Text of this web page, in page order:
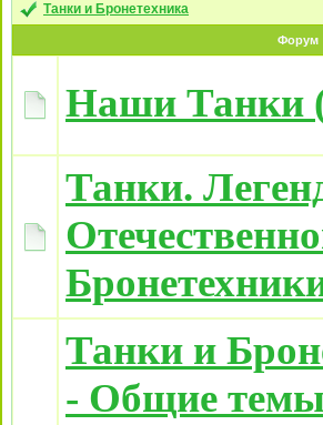
Танки и Бронетехника
Форум
Наши Танки
Танки.
Танки и
- Общие темы